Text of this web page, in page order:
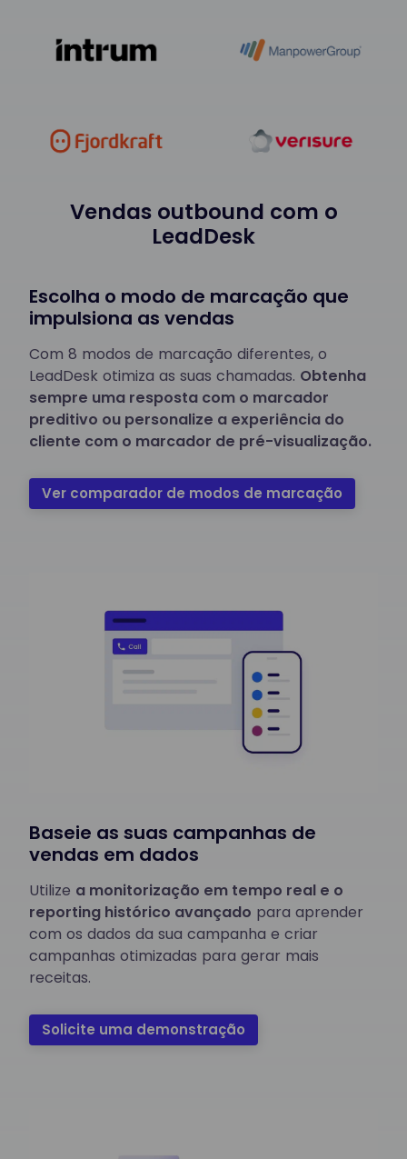
Vendas outbound com o
LeadDesk
Escolha o modo de marcação que
impulsiona as vendas
Com 8 modos de marcação diferentes, o
LeadDesk otimiza as suas chamadas. Obtenha
sempre uma resposta com o marcador
preditivo ou personalize a experiência do
cliente com o marcador de pré-visualização.
Ver comparador de modos de marcação
Baseie as suas campanhas de
vendas em dados
Utilize a monitorização em tempo real e o
reporting histórico avançado para aprender
com os dados da sua campanha e criar
campanhas otimizadas para gerar mais
receitas.
Solicite uma demonstração